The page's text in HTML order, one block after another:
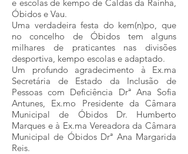
e escolas de kempo de Caldas da Rainha,
Óbidos e Vau.
Uma verdadeira festa do kem(n)po, que
no concelho de Óbidos tem alguns
milhares de praticantes nas divisões
desportiva, kempo escolas e adaptado.
Um profundo agradecimento à Ex.ma
Secretária de Estado da Inclusão de
Pessoas com Deficiência Drª Ana Sofia
Antunes, Ex.mo Presidente da Câmara
Municipal de Óbidos Dr. Humberto
Marques e à Ex.ma Vereadora da Câmara
Municipal de Óbidos Drª Ana Margarida
Reis.